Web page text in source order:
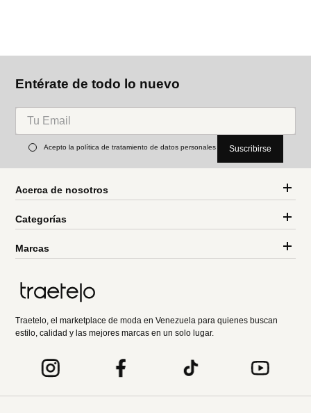
Entérate de todo lo nuevo
Acepto la política de tratamiento de datos personales Suscribirse
Acerca de nosotros
Categorías
Marcas
Traetelo, el marketplace de moda en Venezuela para quienes buscan
estilo, calidad y las mejores marcas en un solo lugar.